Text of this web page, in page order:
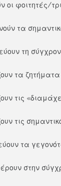
φοιτητές/
τα
τη σύγχρονη
τα ζητήματα
τις
τις
τα γεγονότα
στην